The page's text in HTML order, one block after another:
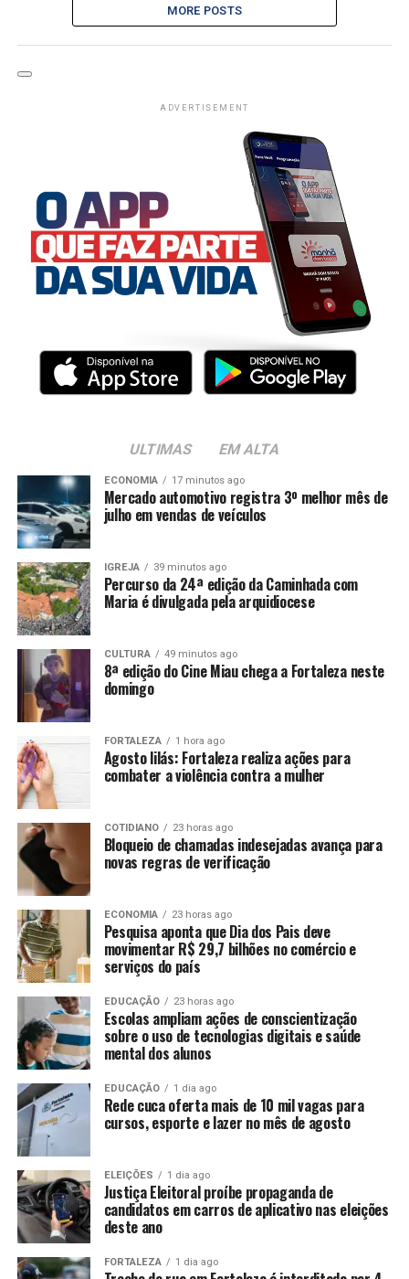
MORE POSTS
ADVERTISEMENT
ULTIMAS EM ALTA
ECONOMIA 17 minutos ago
Mercado automotivo registra 3º melhor mês de
julho em vendas de veículos
IGREJA 39 minutos ago
Percurso da 24ª edição da Caminhada com
Maria é divulgada pela arquidiocese
CULTURA 49 minutos ago
8ª edição do Cine Miau chega a Fortaleza neste
domingo
FORTALEZA 1 hora ago
Agosto lilás: Fortaleza realiza ações para
combater a violência contra a mulher
COTIDIANO 23 horas ago
Bloqueio de chamadas indesejadas avança para
novas regras de verificação
ECONOMIA 23 horas ago
Pesquisa aponta que Dia dos Pais deve
movimentar R$ 29,7 bilhões no comércio e
serviços do país
EDUCAÇÃO 23 horas ago
Escolas ampliam ações de conscientização
sobre o uso de tecnologias digitais e saúde
mental dos alunos
EDUCAÇÃO 1 dia ago
Rede cuca oferta mais de 10 mil vagas para
cursos, esporte e lazer no mês de agosto
ELEIÇÕES 1 dia ago
Justiça Eleitoral proíbe propaganda de
candidatos em carros de aplicativo nas eleições
deste ano
FORTALEZA 1 dia ago